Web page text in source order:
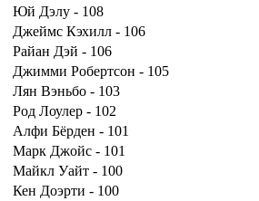
Юй Дэлу - 108
Джеймс Кэхилл - 106
Райан Дэй - 106
Джимми Робертсон - 105
Лян Вэньбо - 103
Род Лоулер - 102
Алфи Бёрден - 101
Марк Джойс - 101
Майкл Уайт - 100
Кен Доэрти - 100